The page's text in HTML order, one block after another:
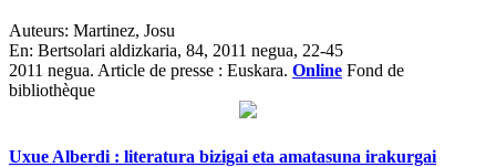
Auteurs: Martinez, Josu
En: Bertsolari aldizkaria, 84, 2011 negua, 22-45
2011 negua. Article de presse : Euskara. Online Fond de
bibliothèque
Uxue Alberdi : literatura bizigai eta amatasuna irakurgai